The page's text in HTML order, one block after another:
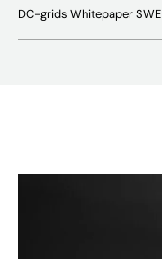
DC-grids Whitepaper SWE